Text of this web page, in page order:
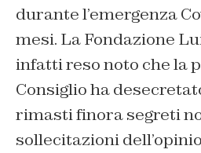
durante l’emergenza
mesi. La Fondazione
infatti reso noto che la
Consiglio ha
rimasti finora segreti
sollecitazioni